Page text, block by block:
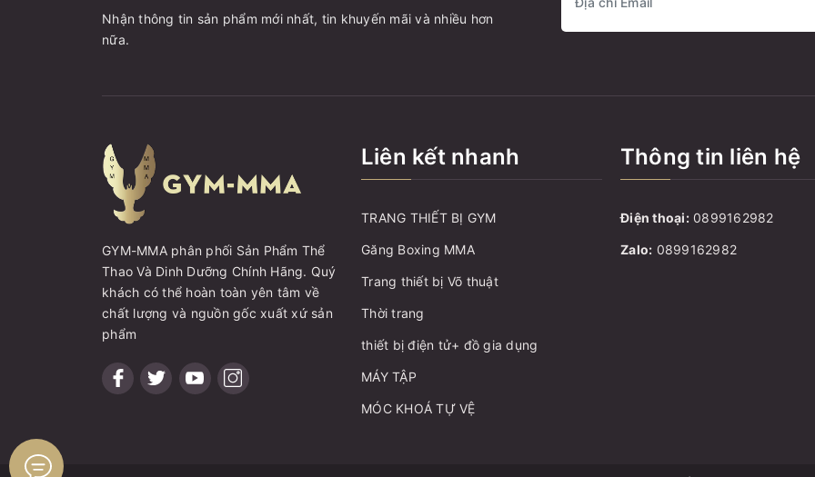
Nhận thông tin sản phẩm mới nhất, tin khuyến mãi và nhiều hơn
nữa.
GYM-MMA phân phối Sản Phẩm Thể
Thao Và Dinh Dưỡng Chính Hãng. Quý
khách có thể hoàn toàn yên tâm về
chất lượng và nguồn gốc xuất xứ sản
phẩm
Liên kết nhanh
TRANG THIẾT BỊ GYM
Găng Boxing MMA
Trang thiết bị Võ thuật
Thời trang
thiết bị điện tử+ đồ gia dụng
MÁY TẬP
MÓC KHOÁ TỰ VỆ
Thông tin liên hệ
Điện thoại: 0899162982
Zalo: 0899162982